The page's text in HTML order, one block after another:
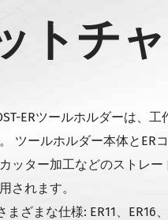
トチ
ERツールホルダーは、
ツールホルダー本体とER
ッター加工などのストレ
されます。
まざまな仕様: ER11、ER16